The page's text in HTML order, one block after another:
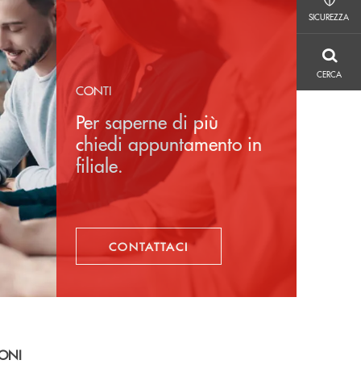
SICUREZZA
SICUREZZA
CERCA
CONTI
Per saperne di più
chiedi appuntamento in
filiale.
CONTATTACI